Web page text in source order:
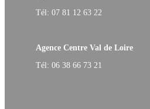
Tél: 07 81 12 63 22
Agence Centre Val de Loire
Tél: 06 38 66 73 21